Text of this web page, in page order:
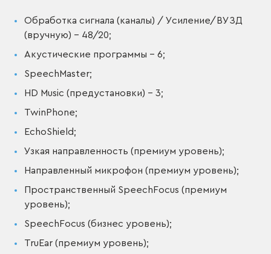
Обработка сигнала (каналы) / Усиление/ВУЗД
(вручную) – 48/20;
Акустические программы – 6;
SpeechMaster;
HD Music (предустановки) – 3;
TwinPhone;
EchoShield;
Узкая направленность (премиум уровень);
Направленный микрофон (премиум уровень);
Пространственный SpeechFocus (премиум
уровень);
SpeechFocus (бизнес уровень);
TruEar (премиум уровень);